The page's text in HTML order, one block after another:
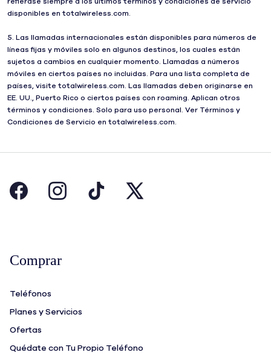
disponibles en totalwireless.com.
5. Las llamadas internacionales están disponibles para números de
líneas fijas y móviles solo en algunos destinos, los cuales están
sujetos a cambios en cualquier momento. Llamadas a números
móviles en ciertos países no incluidas. Para una lista completa de
países, visite totalwireless.com. Las llamadas deben originarse en
EE. UU., Puerto Rico o ciertos países con roaming. Aplican otros
términos y condiciones. Solo para uso personal. Ver Términos y
Condiciones de Servicio en totalwireless.com.
Comprar
Teléfonos
Planes y Servicios
Ofertas
Quédate con Tu Propio Teléfono